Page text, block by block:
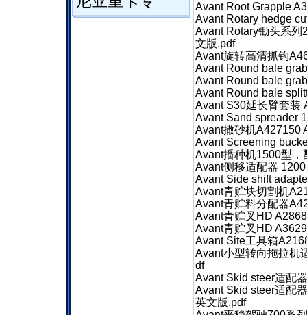
Avant Root Grapple
Avant Rotary hedge
Avant Rotary锄头系列
文版.pdf
Avant旋转高清抓钩
Avant Round bale
Avant Round bale
Avant Round bale
Avant S30延长臂套装
Avant Sand spreader
Avant撒砂机A427150
Avant Screening
Avant播种机1500型
Avant侧移适配器
Avant Side shift
Avant青贮块切割机
Avant青贮料分配器
Avant青贮叉HD
Avant青贮叉HD
Avant Site工具箱
Avant小型转向拖拉机
df
Avant Skid steer适配
Avant Skid steer适配
英文版.pdf